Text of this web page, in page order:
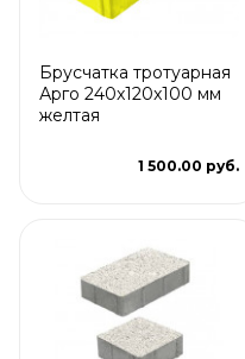
Брусчатка тротуарная
Арго 240x120x100 мм
желтая
1 500.00 руб.